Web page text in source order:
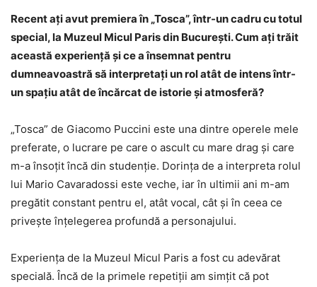
Recent ați avut premiera în „Tosca”, într-un cadru cu totul
special, la Muzeul Micul Paris din București. Cum ați trăit
această experiență și ce a însemnat pentru
dumneavoastră să interpretați un rol atât de intens într-
un spațiu atât de încărcat de istorie și atmosferă?
„Tosca” de Giacomo Puccini este una dintre operele mele
preferate, o lucrare pe care o ascult cu mare drag și care
m-a însoțit încă din studenție. Dorința de a interpreta rolul
lui Mario Cavaradossi este veche, iar în ultimii ani m-am
pregătit constant pentru el, atât vocal, cât și în ceea ce
privește înțelegerea profundă a personajului.
Experiența de la Muzeul Micul Paris a fost cu adevărat
specială. Încă de la primele repetiții am simțit că pot